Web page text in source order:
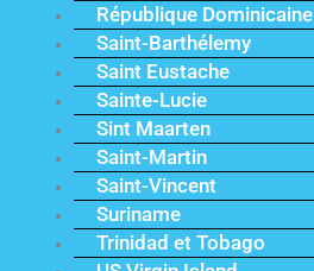
République Dominicaine
Saint-Barthélemy
Saint Eustache
Sainte-Lucie
Sint Maarten
Saint-Martin
Saint-Vincent
Suriname
Trinidad et Tobago